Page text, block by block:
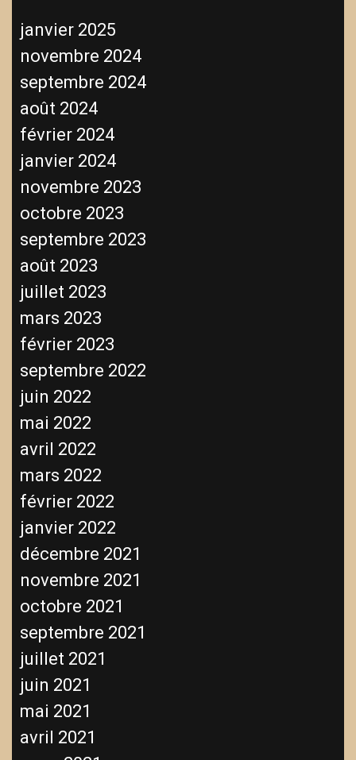
janvier 2025
novembre 2024
septembre 2024
août 2024
février 2024
janvier 2024
novembre 2023
octobre 2023
septembre 2023
août 2023
juillet 2023
mars 2023
février 2023
septembre 2022
juin 2022
mai 2022
avril 2022
mars 2022
février 2022
janvier 2022
décembre 2021
novembre 2021
octobre 2021
septembre 2021
juillet 2021
juin 2021
mai 2021
avril 2021